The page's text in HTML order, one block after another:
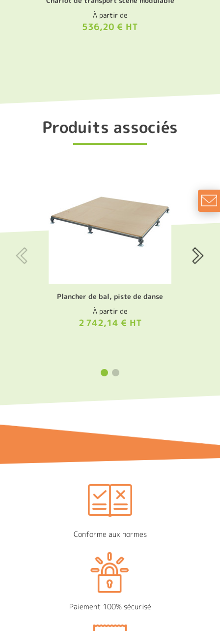
À partir de
536,20 € HT
Produits associés
Plancher de bal, piste de danse
À partir de
2 742,14 € HT
Conforme aux normes
Paiement 100% sécurisé